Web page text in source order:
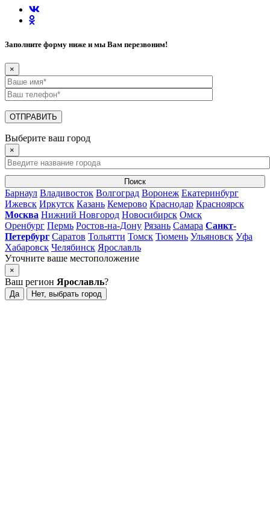
Заполните форму ниже и мы Вам перезвоним!
×
Выберите ваш город
×
Поиск
Барнаул Владивосток Волгоград Воронеж Екатеринбург
Ижевск Иркутск Казань Кемерово Краснодар Красноярск
Москва Нижний Новгород Новосибирск Омск
Оренбург Пермь Ростов-на-Дону Рязань Самара Санкт-
Петербург Саратов Тольятти Томск Тюмень Ульяновск Уфа
Хабаровск Челябинск Ярославль
Уточните ваше местоположение
×
Ваш регион Ярославль?
Да Нет, выбрать город